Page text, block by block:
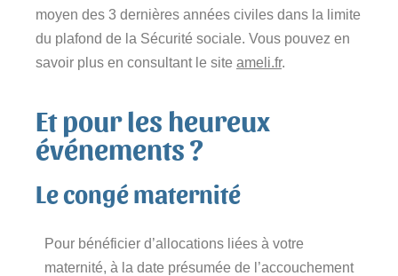
moyen des 3 dernières années civiles dans la limite
du plafond de la Sécurité sociale. Vous pouvez en
savoir plus en consultant le site ameli.fr.
Et pour les heureux
événements ?
Le congé maternité
Pour bénéficier d’allocations liées à votre
maternité, à la date présumée de l’accouchement